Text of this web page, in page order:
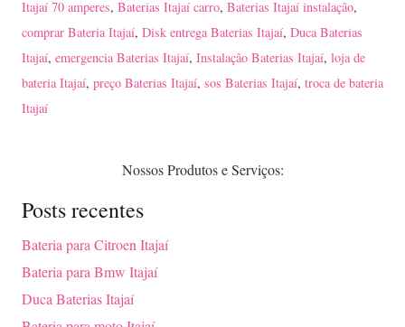
Itajaí 70 amperes, Baterias Itajaí carro, Baterias Itajaí instalação,
comprar Bateria Itajaí, Disk entrega Baterias Itajaí, Duca Baterias
Itajaí, emergencia Baterias Itajaí, Instalação Baterias Itajaí, loja de
bateria Itajaí, preço Baterias Itajaí, sos Baterias Itajaí, troca de bateria
Itajaí
Nossos Produtos e Serviços:
Posts recentes
Bateria para Citroen Itajaí
Bateria para Bmw Itajaí
Duca Baterias Itajaí